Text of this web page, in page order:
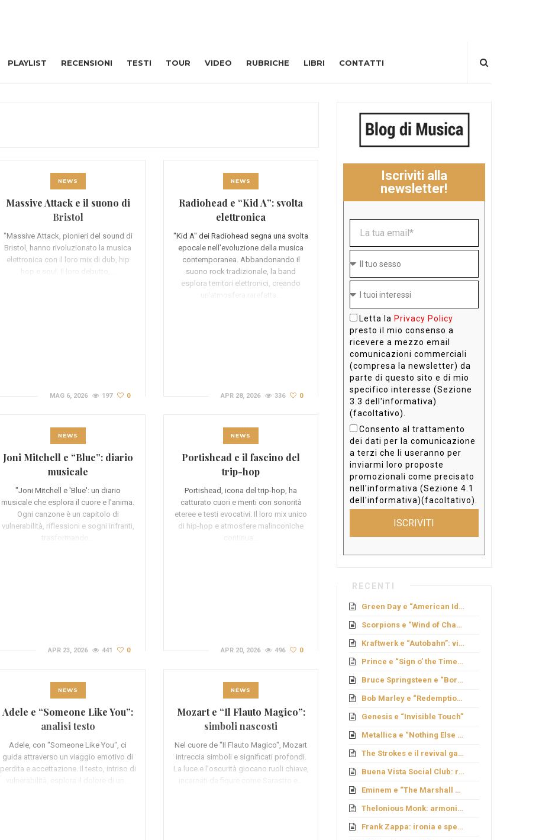
PLAYLIST RECENSIONI TESTI TOUR VIDEO RUBRICHE LIBRI CONTATTI
NEWS
Massive Attack e il suono di
Bristol
"Massive Attack, pionieri del sound di
Bristol, hanno rivoluzionato la musica
elettronica con il loro mix di dub, hip
hop e soul. Il loro debutto,…
MAG 6, 2026 197 0
NEWS
Radiohead e “Kid A”: svolta
elettronica
"Kid A" dei Radiohead segna una svolta
epocale nell'evoluzione della musica
contemporanea. Abbandonando il
suono rock tradizionale, la band
esplora territori elettronici, creando
un'atmosfera rarefatta…
APR 28, 2026 336 0
NEWS
Joni Mitchell e “Blue”: diario
musicale
"Joni Mitchell e 'Blue': un diario
musicale che esplora il cuore e l'anima.
Ogni canzone è un capitolo di
vulnerabilità, riflessioni e sogni infranti,
trasformando…
APR 23, 2026 441 0
NEWS
Portishead e il fascino del
trip-hop
Portishead, icona del trip-hop, ha
catturato cuori e menti con sonorità
eteree e testi evocativi. Il loro mix unico
di hip-hop e atmosfere malinconiche
continua…
APR 20, 2026 496 0
NEWS
Adele e “Someone Like You”:
analisi testo
Adele, con "Someone Like You", ci
guida attraverso un viaggio emotivo di
perdita e accettazione. Il testo, intriso di
vulnerabilità, esplora il dolore di un…
NEWS
Mozart e “Il Flauto Magico”:
simboli nascosti
Nel cuore de "Il Flauto Magico", Mozart
intreccia simboli e significati profondi.
La luce e l'oscurità giocano ruoli chiave,
incarnati da figure come Sarastro e…
Iscriviti alla
newsletter!
Letta la Privacy Policy
presto il mio consenso a
ricevere a mezzo email
comunicazioni commerciali
(compresa la newsletter) da
parte di questo sito e di mio
specifico interesse (Sezione
3.3 dell'informativa)
(facoltativo).
Consento al trattamento
dei dati per la comunicazione
a terzi che li useranno per
inviarmi loro proposte
promozionali come precisato
nell'informativa (Sezione 4.1
dell'informativa)(facoltativo).
ISCRIVITI
RECENTI
Green Day e “American Idiot”: rock politico
Scorpions e “Wind of Change”: caduta del Muro
Kraftwerk e “Autobahn”: viaggio elettronico
Prince e “Sign o’ the Times”: genio e provocazione
Bruce Springsteen e “Born to Run”: sogno americano
Bob Marley e “Redemption Song”
Genesis e “Invisible Touch”
Metallica e “Nothing Else Matters”: ballata metal
The Strokes e il revival garage
Buena Vista Social Club: rinascita cubana
Eminem e “The Marshall Mathers LP”
Thelonious Monk: armonie fuori schema
Frank Zappa: ironia e sperimentazione